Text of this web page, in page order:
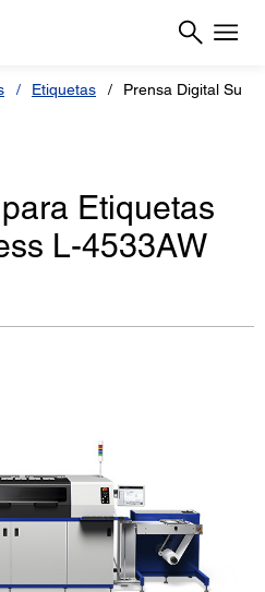
Etiquetas Prensa Digital
Etiquetas
L-4533AW